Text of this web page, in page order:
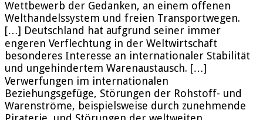
Wettbewerb der Gedanken, an einem offenen
Welthandelssystem und freien Transportwegen.
[…] Deutschland hat aufgrund seiner immer
engeren Verflechtung in der Weltwirtschaft
besonderes Interesse an internationaler Stabilität
und ungehindertem Warenaustausch. […]
Verwerfungen im internationalen
Beziehungsgefüge, Störungen der Rohstoff- und
Warenströme, beispielsweise durch zunehmende